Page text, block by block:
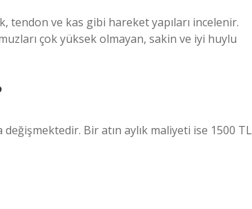
tendon ve kas gibi hareket yapıları incelenir.
çok yüksek olmayan, sakin ve iyi huylu
değişmektedir. Bir atın aylık maliyeti ise 1500 TL